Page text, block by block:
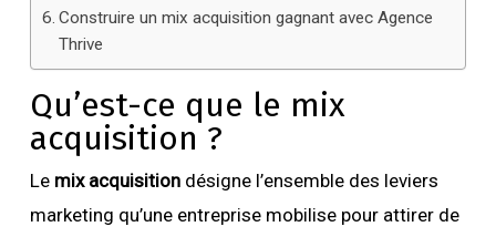
Construire un mix acquisition gagnant avec Agence
Thrive
Qu’est-ce que le mix
acquisition ?
Le mix acquisitiondésigne l’ensemble des leviers
marketing qu’une entreprise mobilise pour attirer de